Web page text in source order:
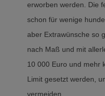
erworben werden. Die
schon für wenige
aber Extrawünsche so
nach Maß und mit
10 000 Euro und mehr
Limit gesetzt werden,
vermeiden.